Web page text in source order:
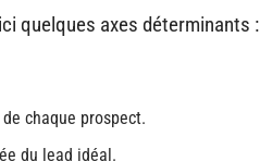
quelques axes déterminants :
chaque prospect.
du lead idéal.